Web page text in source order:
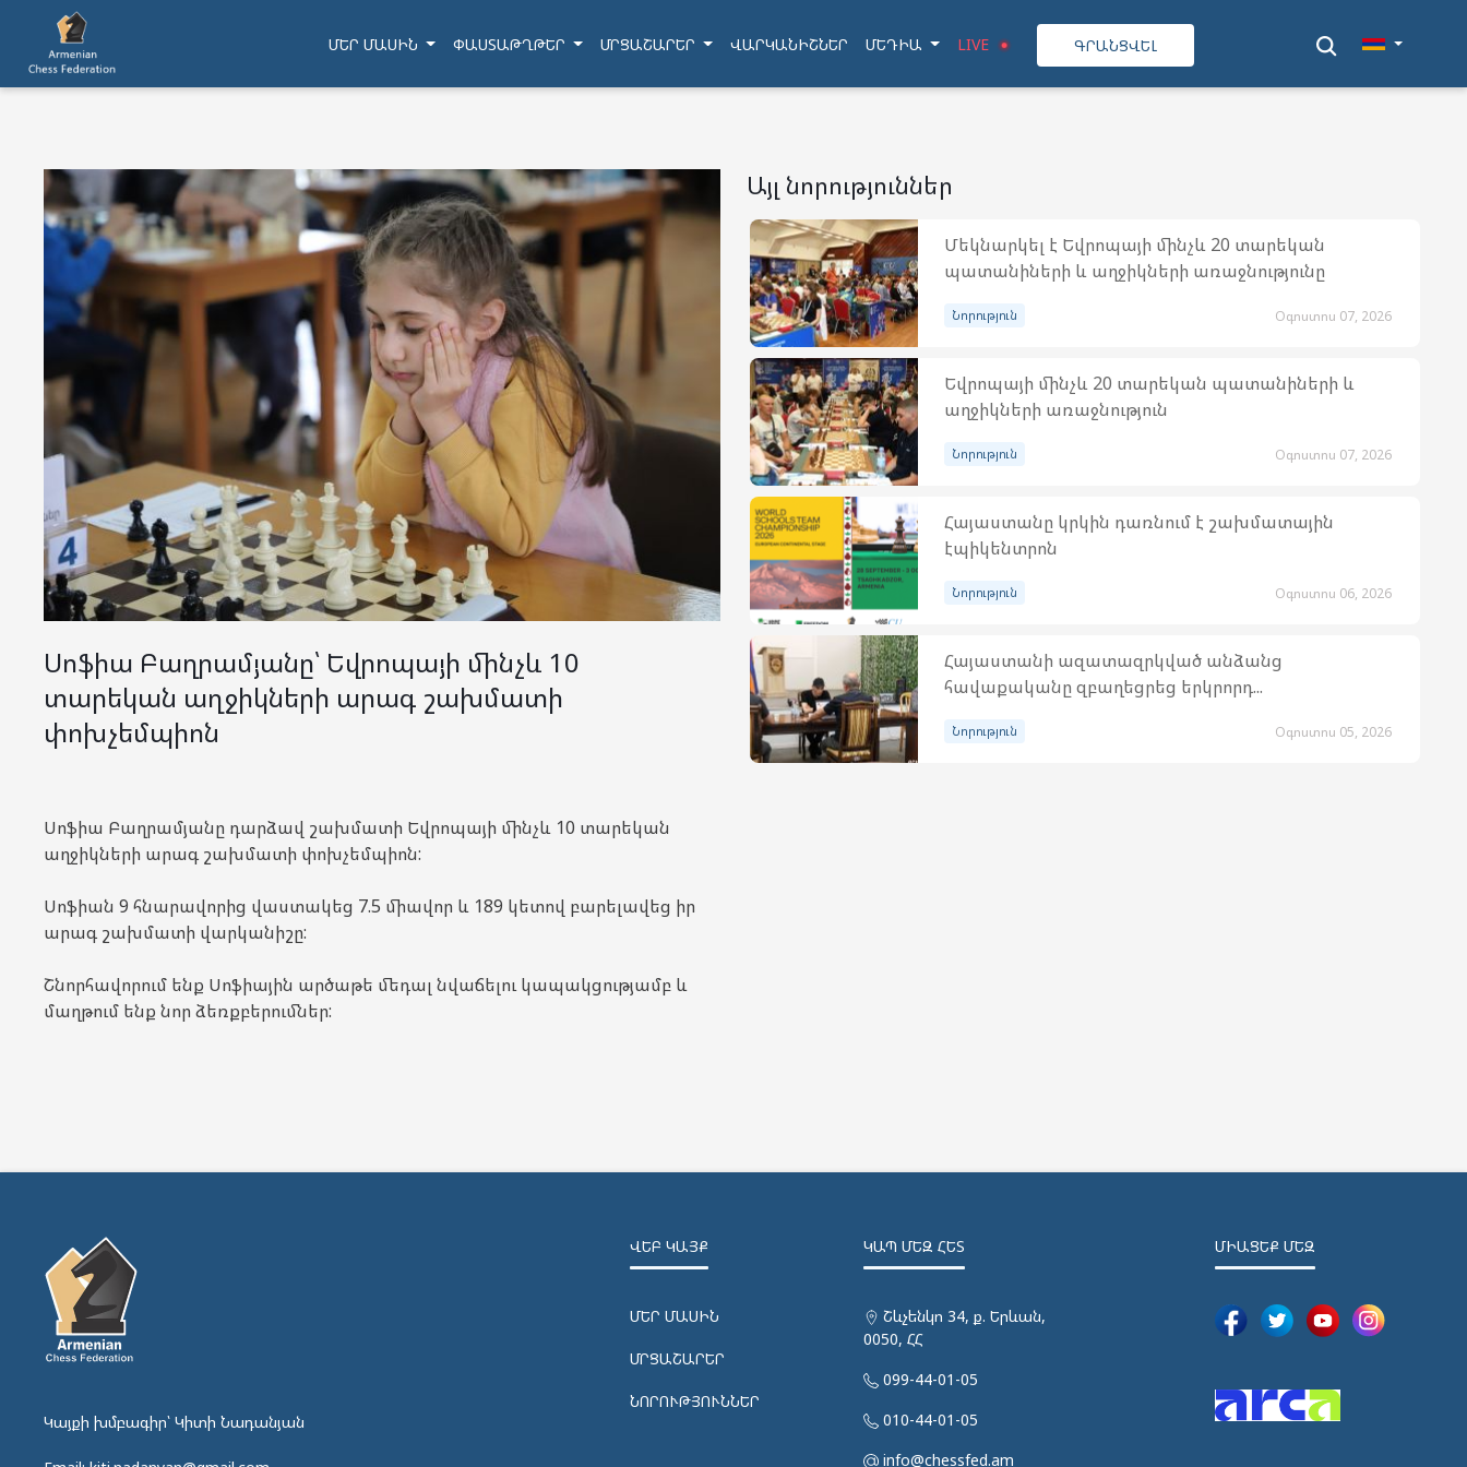
ՄԵՐ ՄԱՍԻՆ ՓԱՍՏԱԹՂԹԵՐ ՄՐՑԱՇԱՐԵՐ ՎԱՐԿԱՆԻՇՆԵՐ ՄԵԴԻԱ LIVE ԳՐԱՆՑՎԵԼ
Սոֆիա Բաղրամյանը՝ Եվրոպայի մինչև 10
տարեկան աղջիկների արագ շախմատի
փոխչեմպիոն
Սոֆիա Բաղրամյանը դարձավ շախմատի Եվրոպայի մինչև 10 տարեկան
աղջիկների արագ շախմատի փոխչեմպիոն:
Սոֆիան 9 հնարավորից վաստակեց 7.5 միավոր և 189 կետով բարելավեց իր
արագ շախմատի վարկանիշը:
Շնորհավորում ենք Սոֆիային արծաթե մեդալ նվաճելու կապակցությամբ և
մաղթում ենք նոր ձեռքբերումներ:
Այլ նորություններ
Մեկնարկել է Եվրոպայի մինչև 20 տարեկան
պատանիների և աղջիկների առաջնությունը
Նորություն Օգոստոս 07, 2026
Եվրոպայի մինչև 20 տարեկան պատանիների և
աղջիկների առաջնություն
Նորություն Օգոստոս 07, 2026
Հայաստանը կրկին դառնում է շախմատային
էպիկենտրոն
Նորություն Օգոստոս 06, 2026
Հայաստանի ազատազրկված անձանց
հավաքականը զբաղեցրեց երկրորդ...
Նորություն Օգոստոս 05, 2026
Կայքի խմբագիր՝ Կիտի Նադանյան
ՎԵԲ ԿԱՅՔ
ՄԵՐ ՄԱՍԻՆ
ՄՐՑԱՇԱՐԵՐ
ՆՈՐՈՒԹՅՈՒՆՆԵՐ
ԿԱՊ ՄԵԶ ՀԵՏ
Շևչենկո 34, ք. Երևան,
0050, ՀՀ
099-44-01-05
010-44-01-05
info@chessfed.am
ՄԻԱՑԵՔ ՄԵԶ